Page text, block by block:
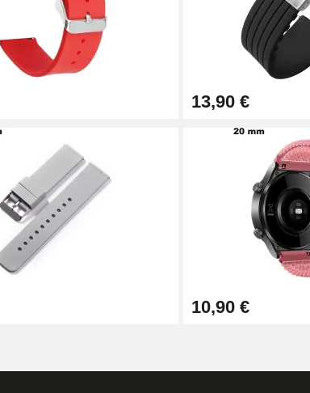
mm - 8 à 25 mm
1,80 mm - 8 à 25 mm
13,90 €
10,90 €